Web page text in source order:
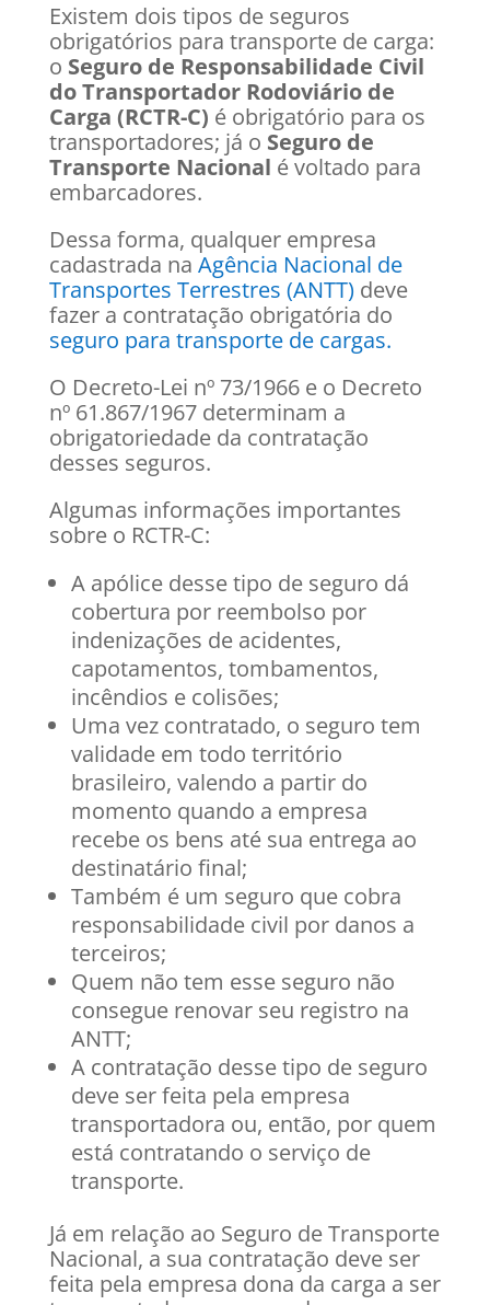
Existem dois tipos de seguros
obrigatórios para transporte de carga:
o Seguro de Responsabilidade Civil
do Transportador Rodoviário de
Carga (RCTR-C) é obrigatório para os
transportadores; já o Seguro de
Transporte Nacional é voltado para
embarcadores.
Dessa forma, qualquer empresa
cadastrada na Agência Nacional de
Transportes Terrestres (ANTT) deve
fazer a contratação obrigatória do
seguro para transporte de cargas.
O Decreto-Lei nº 73/1966 e o Decreto
nº 61.867/1967 determinam a
obrigatoriedade da contratação
desses seguros.
Algumas informações importantes
sobre o RCTR-C:
A apólice desse tipo de seguro dá
cobertura por reembolso por
indenizações de acidentes,
capotamentos, tombamentos,
incêndios e colisões;
Uma vez contratado, o seguro tem
validade em todo território
brasileiro, valendo a partir do
momento quando a empresa
recebe os bens até sua entrega ao
destinatário final;
Também é um seguro que cobra
responsabilidade civil por danos a
terceiros;
Quem não tem esse seguro não
consegue renovar seu registro na
ANTT;
A contratação desse tipo de seguro
deve ser feita pela empresa
transportadora ou, então, por quem
está contratando o serviço de
transporte.
Já em relação ao Seguro de Transporte
Nacional, a sua contratação deve ser
feita pela empresa dona da carga a ser